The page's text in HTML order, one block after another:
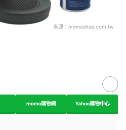
來源： momoshop.com.tw
momo購物網 Yahoo購物中心